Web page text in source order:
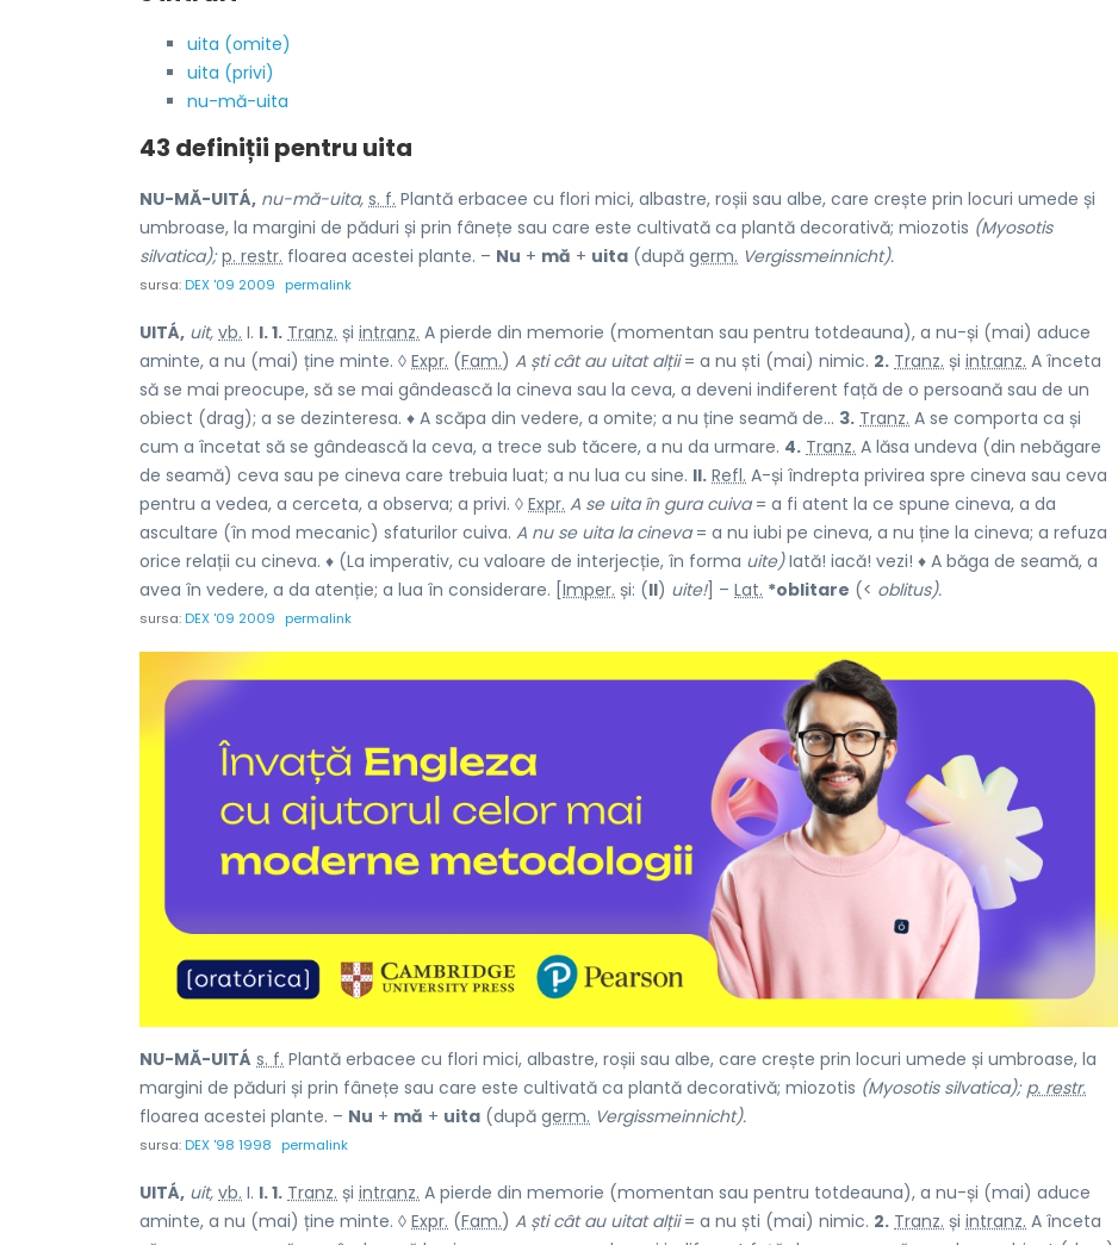
uita (omite)
uita (privi)
nu-mă-uita
43 definiții pentru uita
NU-MĂ-UITÁ, nu-mă-uita, s. f. Plantă erbacee cu flori mici, albastre, roșii sau albe, care crește prin locuri umede și
umbroase, la margini de păduri și prin fânețe sau care este cultivată ca plantă decorativă; miozotis (Myosotis
silvatica); p. restr. floarea acestei plante. – Nu + mă + uita (după germ. Vergissmeinnicht).
sursa:DEX '09 2009 permalink
UITÁ, uit, vb. I. I. 1. Tranz. și intranz. A pierde din memorie (momentan sau pentru totdeauna), a nu-și (mai) aduce
aminte, a nu (mai) ține minte. ◊ Expr. (Fam.) A ști cât au uitat alții= a nu ști (mai) nimic. 2. Tranz. și intranz. A înceta
să se mai preocupe, să se mai gândească la cineva sau la ceva, a deveni indiferent față de o persoană sau de un
obiect (drag); a se dezinteresa. ♦ A scăpa din vedere, a omite; a nu ține seamă de... 3. Tranz. A se comporta ca și
cum a încetat să se gândească la ceva, a trece sub tăcere, a nu da urmare. 4. Tranz. A lăsa undeva (din nebăgare
de seamă) ceva sau pe cineva care trebuia luat; a nu lua cu sine. II. Refl. A-și îndrepta privirea spre cineva sau ceva
pentru a vedea, a cerceta, a observa; a privi. ◊ Expr. A se uita în gura cuiva= a fi atent la ce spune cineva, a da
ascultare (în mod mecanic) sfaturilor cuiva. A nu se uita la cineva= a nu iubi pe cineva, a nu ține la cineva; a refuza
orice relații cu cineva. ♦ (La imperativ, cu valoare de interjecție, în forma uite)Iată! iacă! vezi! ♦ A băga de seamă, a
avea în vedere, a da atenție; a lua în considerare. [ Imper. și: (II) uite!] – Lat. *oblitare (< oblitus).
sursa:DEX '09 2009 permalink
NU-MĂ-UITÁ s. f. Plantă erbacee cu flori mici, albastre, roșii sau albe, care crește prin locuri umede și umbroase, la
margini de păduri și prin fânețe sau care este cultivată ca plantă decorativă; miozotis (Myosotis silvatica); p. restr.
floarea acestei plante. – Nu + mă + uita (după germ. Vergissmeinnicht).
sursa:DEX '98 1998 permalink
UITÁ, uit, vb. I. I. 1. Tranz. și intranz. A pierde din memorie (momentan sau pentru totdeauna), a nu-și (mai) aduce
aminte, a nu (mai) ține minte. ◊ Expr. (Fam.) A ști cât au uitat alții= a nu ști (mai) nimic. 2. Tranz. și intranz. A înceta